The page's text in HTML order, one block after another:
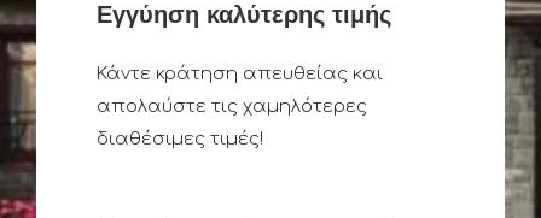
Εγγύηση καλύτερης τιμής
Κάντε κράτηση απευθείας και
απολαύστε τις χαμηλότερες
διαθέσιμες τιμές!